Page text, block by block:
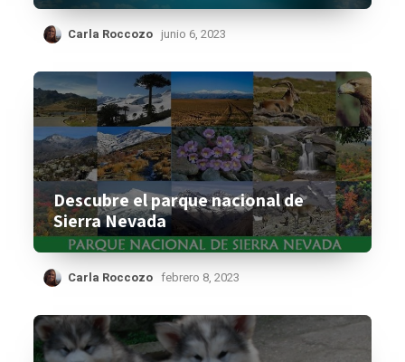
Carla Roccozo junio 6, 2023
Descubre el parque nacional de
Sierra Nevada
Carla Roccozo febrero 8, 2023